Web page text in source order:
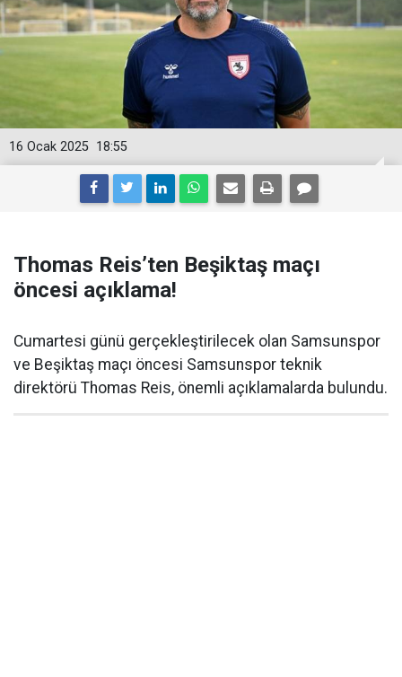
18:55
16 Ocak 2025
Thomas Reis’ten Beşiktaş maçı
öncesi açıklama!
Cumartesi günü gerçekleştirilecek olan Samsunspor
ve Beşiktaş maçı öncesi Samsunspor teknik
direktörü Thomas Reis, önemli açıklamalarda bulundu.